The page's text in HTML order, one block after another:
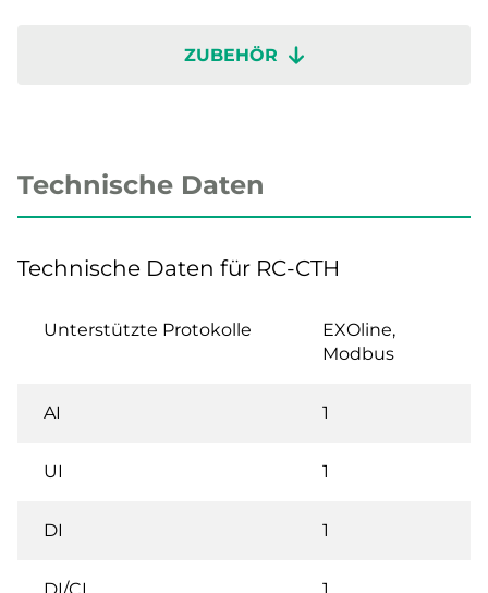
ZUBEHÖR
Technische Daten
Technische Daten für RC-CTH
Unterstützte Protokolle
EXOline,
Modbus
AI 1
UI 1
DI 1